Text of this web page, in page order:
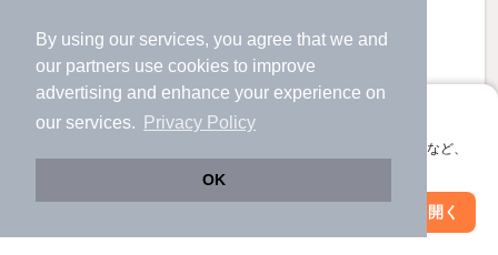
By using our services, you agree that we and
our partners use cookies to improve
advertising and enhance your experience on
our services.
Privacy Policy
OK
アプリに切り替えて、サクサクお部屋探し
会員登録なしですぐ使える。マップ検索やお気に入り保存など、
アプリを開く
すべての写真
羽村駅 バス 8分 歩3分 （青梅線）
箱根ケ崎駅 歩15分 （八高線）
分 歩
東京都西多摩郡瑞穂町南平１丁目
3階建 / 37年11ヶ月 / 鉄骨造
駐車場あり
駐輪場あり
絞り込み条件を変更